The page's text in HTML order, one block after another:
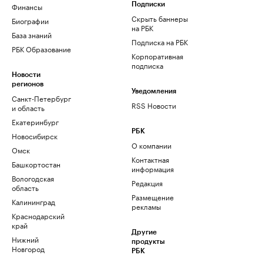
Финансы
Биографии
База знаний
РБК Образование
Новости
регионов
Санкт-Петербург
и область
Екатеринбург
Новосибирск
Омск
Башкортостан
Вологодская
область
Калининград
Краснодарский
край
Нижний
Новгород
Подписки
Скрыть баннеры
на РБК
Подписка на РБК
Корпоративная
подписка
Уведомления
RSS Новости
РБК
О компании
Контактная
информация
Редакция
Размещение
рекламы
Другие
продукты
РБК